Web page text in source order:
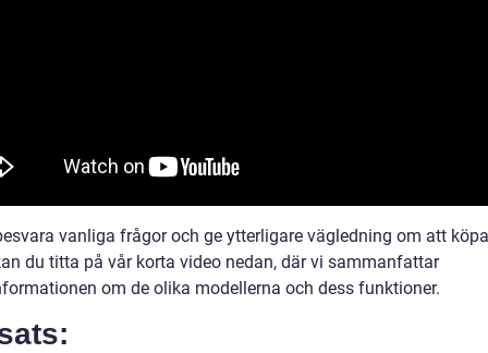
vanliga frågor och ge ytterligare vägledning om att
du titta på vår korta video nedan, där vi sammanfattar
om de olika modellerna och dess funktioner.